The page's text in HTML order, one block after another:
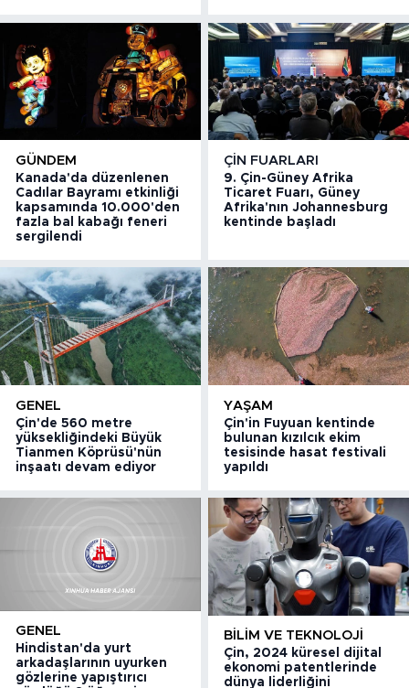
GÜNDEM
Kanada'da düzenlenen
Cadılar Bayramı etkinliği
kapsamında 10.000'den
fazla bal kabağı feneri
sergilendi
ÇIN FUARLARI
9. Çin-Güney Afrika
Ticaret Fuarı, Güney
Afrika'nın Johannesburg
kentinde başladı
GENEL
Çin'de 560 metre
yüksekliğindeki Büyük
Tianmen Köprüsü'nün
inşaatı devam ediyor
YAŞAM
Çin'in Fuyuan kentinde
bulunan kızılcık ekim
tesisinde hasat festivali
yapıldı
GENEL
Hindistan'da yurt
arkadaşlarının uyurken
gözlerine yapıştırıcı
BILIM VE TEKNOLOJI
Çin, 2024 küresel dijital
ekonomi patentlerinde
dünya liderliğini